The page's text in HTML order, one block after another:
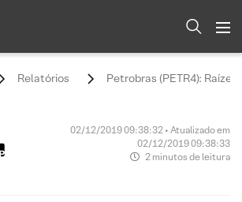
Relatórios Petrobras (PETR4):
02/12/2019 09:38:32 • Atualizado em
02/12/2019 09:38:33
2 minutos de leitura